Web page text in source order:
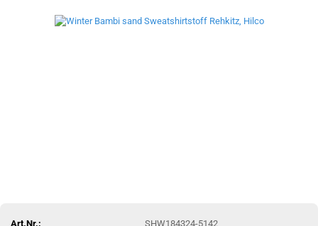
Art.Nr.:
SHW184324-5142